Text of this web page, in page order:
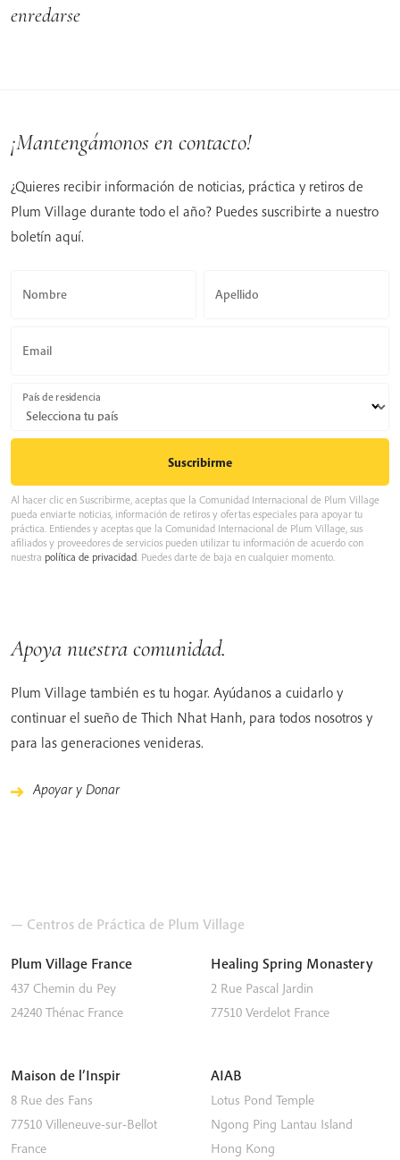
enredarse
¡Mantengámonos en contacto!
¿Quieres recibir información de noticias, práctica y retiros de
Plum Village durante todo el año? Puedes suscribirte a nuestro
boletín aquí.
Nombre Apellido
Email
País de residencia
Al hacer clic en Suscribirme, aceptas que la Comunidad Internacional de Plum Village
pueda enviarte noticias, información de retiros y ofertas especiales para apoyar tu
práctica. Entiendes y aceptas que la Comunidad Internacional de Plum Village, sus
afiliados y proveedores de servicios pueden utilizar tu información de acuerdo con
nuestra política de privacidad. Puedes darte de baja en cualquier momento.
Apoya nuestra comunidad.
Plum Village también es tu hogar. Ayúdanos a cuidarlo y
continuar el sueño de Thich Nhat Hanh, para todos nosotros y
para las generaciones venideras.
Apoyar y Donar
— Centros de Práctica de Plum Village
Plum Village France
437 Chemin du Pey
24240 Thénac France
Healing Spring Monastery
2 Rue Pascal Jardin
77510 Verdelot France
Maison de l’Inspir
8 Rue des Fans
77510 Villeneuve-sur-Bellot
France
AIAB
Lotus Pond Temple
Ngong Ping Lantau Island
Hong Kong